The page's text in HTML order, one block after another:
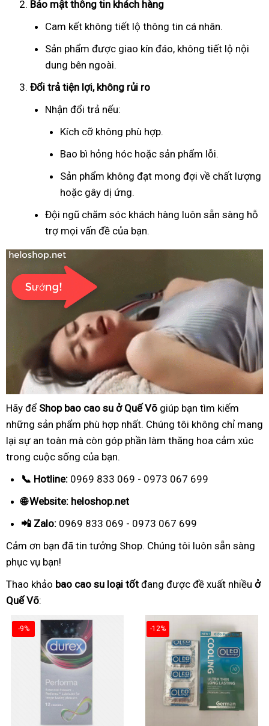
Bảo mật thông tin khách hàng
Cam kết không tiết lộ thông tin cá nhân.
Sản phẩm được giao kín đáo, không tiết lộ nội
dung bên ngoài.
Đổi trả tiện lợi, không rủi ro
Nhận đổi trả nếu:
Kích cỡ không phù hợp.
Bao bì hỏng hóc hoặc sản phẩm lỗi.
Sản phẩm không đạt mong đợi về chất lượng
hoặc gây dị ứng.
Đội ngũ chăm sóc khách hàng luôn sẵn sàng hỗ
trợ mọi vấn đề của bạn.
Hãy để Shop bao cao su ở Quế Võ giúp bạn tìm kiếm
những sản phẩm phù hợp nhất. Chúng tôi không chỉ mang
lại sự an toàn mà còn góp phần làm thăng hoa cảm xúc
trong cuộc sống của bạn.
📞 Hotline: 0969 833 069 - 0973 067 699
🌐 Website: heloshop.net
📲 Zalo: 0969 833 069 - 0973 067 699
Cảm ơn bạn đã tin tưởng Shop. Chúng tôi luôn sẵn sàng
phục vụ bạn!
Thao khảo bao cao su loại tốt đang được đề xuất nhiều ở
Quế Võ:
-9% -12%